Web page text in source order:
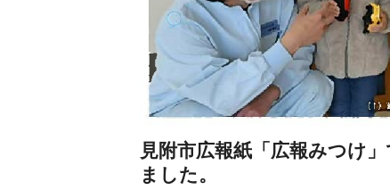
見附市広報紙「広報みつけ
ました。